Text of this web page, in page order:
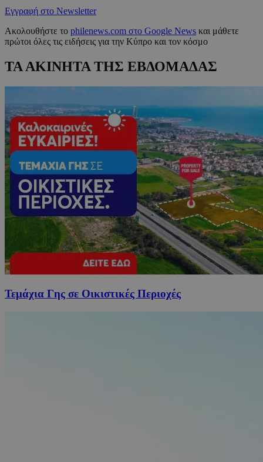
Εγγραφή στο Newsletter
Ακολουθήστε το philenews.com στο Google News και μάθετε
πρώτοι όλες τις ειδήσεις για την Κύπρο και τον κόσμο
ΤΑ ΑΚΙΝΗΤΑ ΤΗΣ ΕΒΔΟΜΑΔΑΣ
Τεμάχια Γης σε Οικιστικές Περιοχές